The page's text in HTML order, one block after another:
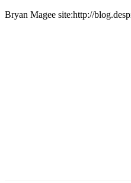
Bryan Magee site:http://